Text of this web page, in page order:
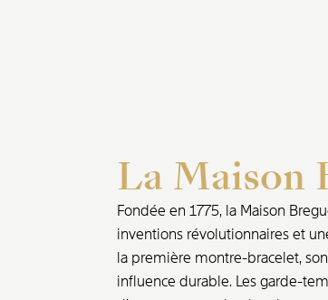
La Maison
Fondée en 1775, la Maison
inventions révolutionnaires et
la première montre-bracelet,
influence durable. Les garde-